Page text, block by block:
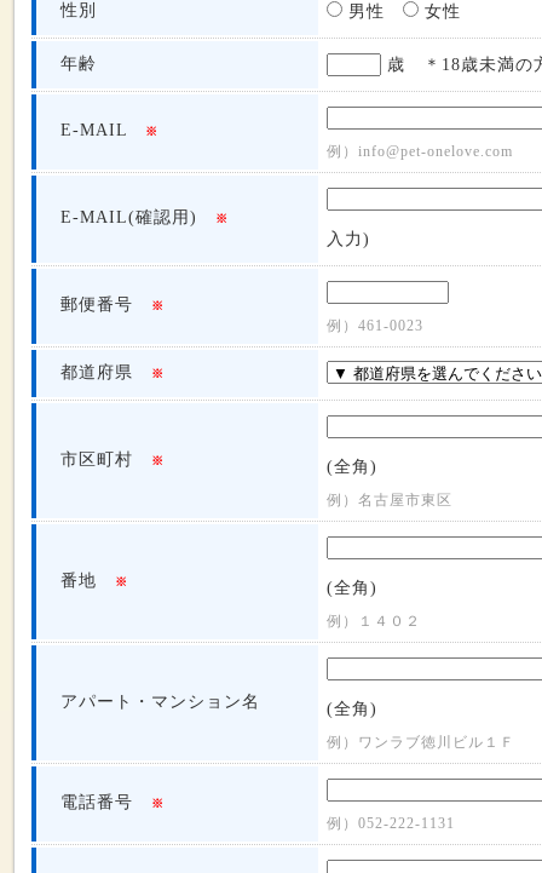
性別 男性 女性
年齢 歳 ＊18歳未満の
E-MAIL ※
例）info@pet-onelove.com
E-MAIL(確認用) ※
入力)
郵便番号 ※
例）461-0023
都道府県 ※
市区町村 ※ (全角)
例）名古屋市東区
番地 ※ (全角)
例）１４０２
アパート・マンション名 (全角)
例）ワンラブ徳川ビル１Ｆ
電話番号 ※
例）052-222-1131